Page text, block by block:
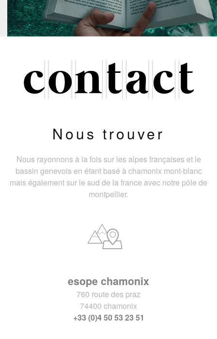
Nous trouver
Nous rayonnons à la fois sur les alpes françaises et le
bassin genevois en étant basé à chamonix mont-blanc
mais également sur le sud de la france avec notre pôle de
montpellier.
esope chamonix
760 route des praz
74400 chamonix
+33 (0)4 50 53 23 51